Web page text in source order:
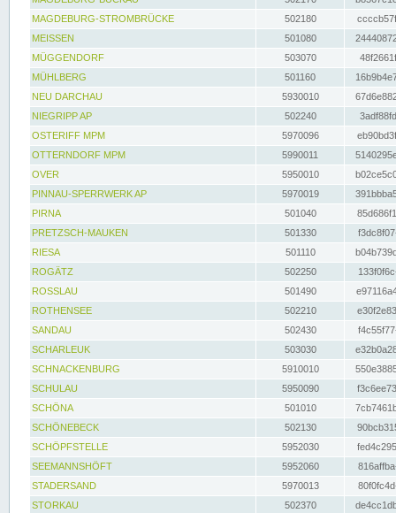
MAGDEBURG-STROMBRÜCKE
502180
MEISSEN
501080
MÜGGENDORF
503070
MÜHLBERG
501160
NEU DARCHAU
5930010
NIEGRIPP AP
502240
OSTERIFF MPM
5970096
OTTERNDORF MPM
5990011
OVER
5950010
PINNAU-SPERRWERK AP
5970019
PIRNA
501040
PRETZSCH-MAUKEN
501330
RIESA
501110
ROGÄTZ
502250
ROSSLAU
501490
ROTHENSEE
502210
SANDAU
502430
SCHARLEUK
503030
SCHNACKENBURG
5910010
SCHULAU
5950090
SCHÖNA
501010
SCHÖNEBECK
502130
SCHÖPFSTELLE
5952030
SEEMANNSHÖFT
5952060
STADERSAND
5970013
STORKAU
502370